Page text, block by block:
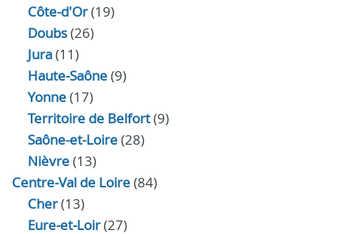
Côte-d'Or(19)
Doubs(26)
Jura(11)
Haute‑Saône(9)
Yonne(17)
Territoire de Belfort(9)
Saône-et-Loire(28)
Nièvre(13)
Centre-Val de Loire(84)
Cher(13)
Eure‑et‑Loir(27)